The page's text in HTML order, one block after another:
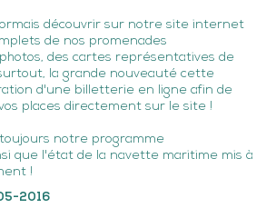
découvrir sur notre site internet
de nos promenades
des cartes représentatives de
la grande nouveauté cette
d'une billetterie en ligne afin de
places directement sur le site !
notre programme
que l'état de la navette maritime mis à
!
2016